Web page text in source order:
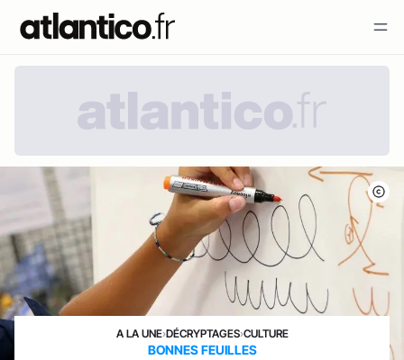
A LA UNE›DÉCRYPTAGES›CULTURE
BONNES FEUILLES